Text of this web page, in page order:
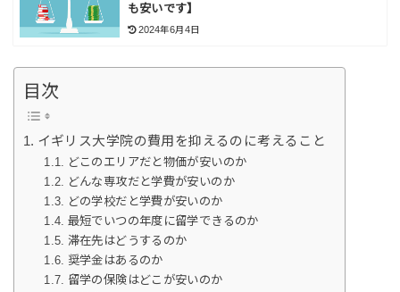
も安いです】
2024年6月4日
目次
イギリス大学院の費用を抑えるのに考えること
どこのエリアだと物価が安いのか
どんな専攻だと学費が安いのか
どの学校だと学費が安いのか
最短でいつの年度に留学できるのか
滞在先はどうするのか
奨学金はあるのか
留学の保険はどこが安いのか